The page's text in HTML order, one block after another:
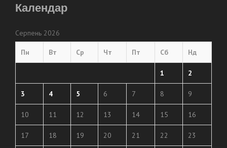
Календар
Серпень 2026
Пн Вт Ср Чт Пт Сб Нд
1 2
3 4 5 6 7 8 9
10 11 12 13 14 15 16
17 18 19 20 21 22 23